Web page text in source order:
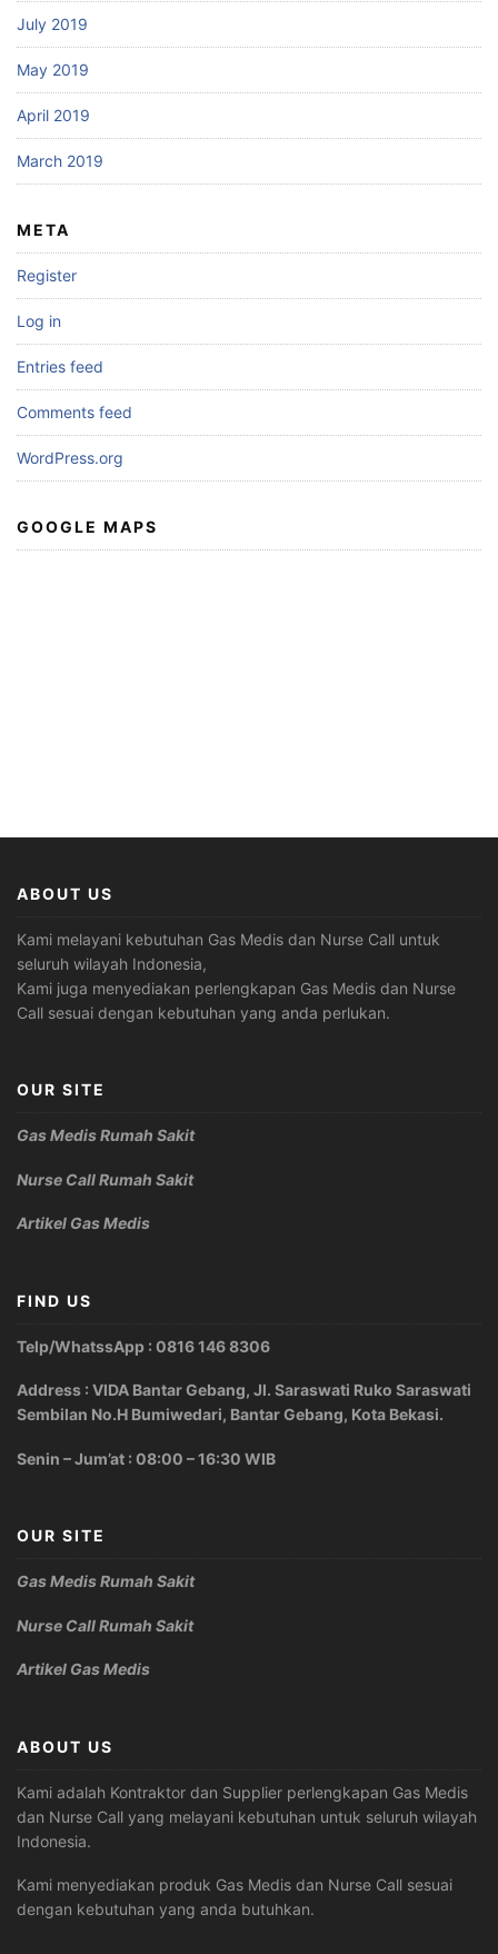
July 2019
May 2019
April 2019
March 2019
META
Register
Log in
Entries feed
Comments feed
WordPress.org
GOOGLE MAPS
ABOUT US
Kami melayani kebutuhan Gas Medis dan Nurse Call untuk
seluruh wilayah Indonesia,
Kami juga menyediakan perlengkapan Gas Medis dan Nurse
Call sesuai dengan kebutuhan yang anda perlukan.
OUR SITE
Gas Medis Rumah Sakit
Nurse Call Rumah Sakit
Artikel Gas Medis
FIND US
Telp/WhatssApp : 0816 146 8306
Address : VIDA Bantar Gebang, Jl. Saraswati Ruko Saraswati
Sembilan No.H Bumiwedari, Bantar Gebang, Kota Bekasi.
Senin – Jum’at : 08:00 – 16:30 WIB
OUR SITE
Gas Medis Rumah Sakit
Nurse Call Rumah Sakit
Artikel Gas Medis
ABOUT US
Kami adalah Kontraktor dan Supplier perlengkapan Gas Medis
dan Nurse Call yang melayani kebutuhan untuk seluruh wilayah
Indonesia.
Kami menyediakan produk Gas Medis dan Nurse Call sesuai
dengan kebutuhan yang anda butuhkan.